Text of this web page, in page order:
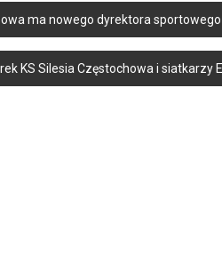
ma nowego dyrektora sportowego
KS Silesia Częstochowa i